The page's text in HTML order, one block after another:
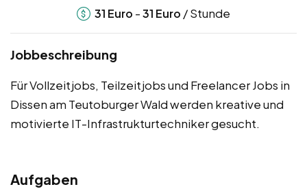
31 Euro -31 Euro / Stunde
Jobbeschreibung
Für Vollzeitjobs, Teilzeitjobs und Freelancer Jobs in
Dissen am Teutoburger Wald werden kreative und
motivierte IT-Infrastrukturtechniker gesucht.
Aufgaben